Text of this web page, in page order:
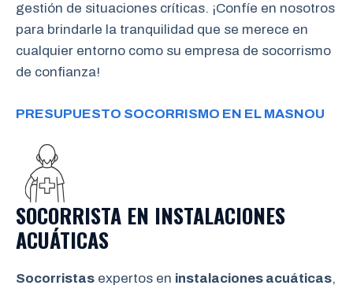
gestión de situaciones críticas. ¡Confíe en nosotros
para brindarle la tranquilidad que se merece en
cualquier entorno como su empresa de socorrismo
de confianza!
PRESUPUESTO SOCORRISMO EN EL MASNOU
SOCORRISTA EN INSTALACIONES
ACUÁTICAS
Socorristas expertos en instalaciones acuáticas,